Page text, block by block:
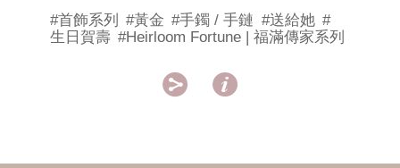
#首飾系列 #黃金 #手鐲 / 手鏈 #送給她 #
生日賀壽 #Heirloom Fortune | 福滿傳家系列
 